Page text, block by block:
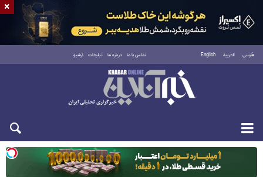
فارسی العربية English تماس با ما درباره ما تبلیغات آرشیو
یکشنبه ۱۸ مرداد ۱۴۰۵
×